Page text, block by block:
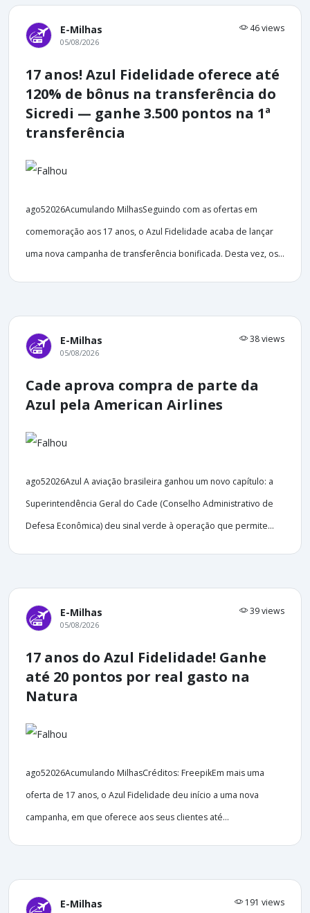
E-Milhas 46 views
05/08/2026
17 anos! Azul Fidelidade oferece até
120% de bônus na transferência do
Sicredi — ganhe 3.500 pontos na 1ª
transferência
ago52026Acumulando MilhasSeguindo com as ofertas em
comemoração aos 17 anos, o Azul Fidelidade acaba de lançar
uma nova campanha de transferência bonificada. Desta vez, os...
E-Milhas 38 views
05/08/2026
Cade aprova compra de parte da
Azul pela American Airlines
ago52026Azul A aviação brasileira ganhou um novo capítulo: a
Superintendência Geral do Cade (Conselho Administrativo de
Defesa Econômica) deu sinal verde à operação que permite...
E-Milhas 39 views
05/08/2026
17 anos do Azul Fidelidade! Ganhe
até 20 pontos por real gasto na
Natura
ago52026Acumulando MilhasCréditos: FreepikEm mais uma
oferta de 17 anos, o Azul Fidelidade deu início a uma nova
campanha, em que oferece aos seus clientes até...
E-Milhas 191 views